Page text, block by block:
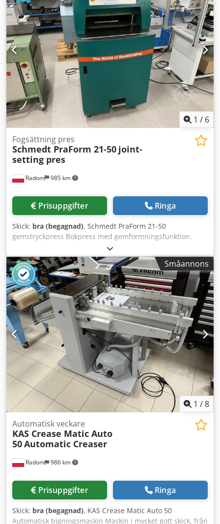
Räknare med buntningsfunktion och indikator för
falsningshastighet Rietschle kompressor Upphöjt
ljuddämpande kåpa Dedpfjzmu Hcjx Ahfowa Verktygsrulle
för montering av verktyg som perforering, bigning och
skärning FL2-50 matarenhet med vakuumenhet
Fönsterkassett med styrenhet Mobil leveransenhet med
steglös hastighetsreglering.
1 / 6
Radom 985 km
Fogsättning pres
Schmedt PraForm 21-50 joint-
setting pres
Prisuppgifter Ringa
Skick: bra (begagnad), Schmedt PraForm 21-50
gemstryckpress Bokpress med gemformningsfunktion.
Tillverkare: Schmedt, Tyskland. Dwjdpfx Ajzmnikshfea
Maskinen är i mycket gott skick och redo för produktion.
Teknisk data: Max format: 450 x 520 x 100 mm Vikt: 264 kg
Strömförsörjning: 230V + tryckluft.
Småannons
1 /8
Radom 986 km
Automatisk veckare
KAS Crease Matic Auto
50Automatic Creaser
Prisuppgifter Ringa
Skick: bra (begagnad), KAS Crease Matic Auto 50
Automatisk bigningsmaskin Maskin i mycket gott skick, från